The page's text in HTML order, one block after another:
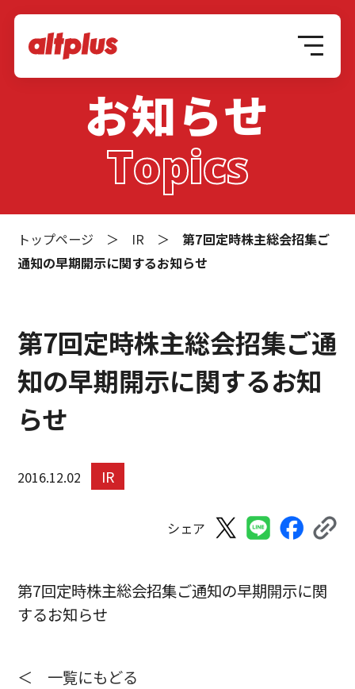
お知らせ
Topics
トップページ ＞ IR ＞第7回定時株主総会招集ご
通知の早期開示に関するお知らせ
第7回定時株主総会招集ご通
知の早期開示に関するお知
らせ
2016.12.02 IR
シェア
第7回定時株主総会招集ご通知の早期開示に関
するお知らせ
＜ 一覧にもどる